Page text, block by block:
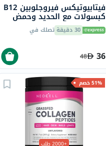
فيتابيوتيكس فيروجلوبين B12
كبسولات مع الحديد وحمض
الفوليك وفيتامين B12
لمحاربة التعب، 30 كبسولة
30 دقيقة تصلك في
36
48
51% خصم
+2000 طلب